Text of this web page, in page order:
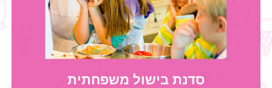
סדנת בישול משפחתית